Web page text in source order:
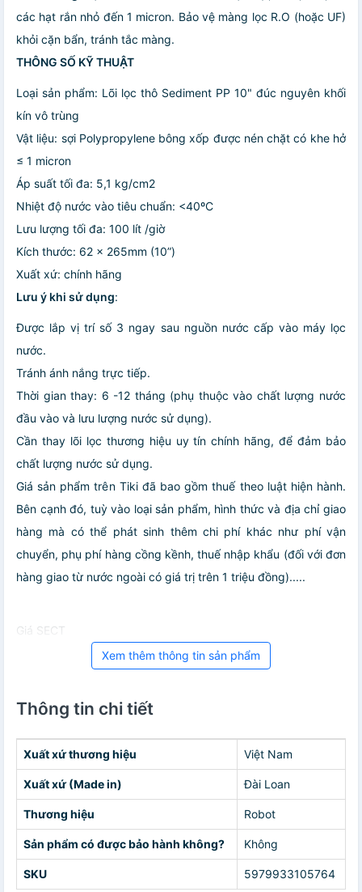
các hạt rắn nhỏ đến 1 micron. Bảo vệ màng lọc R.O (hoặc UF)
khỏi cặn bẩn, tránh tắc màng.
THÔNG SỐ KỸ THUẬT
Loại sản phẩm: Lõi lọc thô Sediment PP 10" đúc nguyên khối
kín vô trùng
Vật liệu: sợi Polypropylene bông xốp được nén chặt có khe hở
≤ 1 micron
Áp suất tối đa: 5,1 kg/cm2
Nhiệt độ nước vào tiêu chuẩn: <40ºC
Lưu lượng tối đa: 100 lít /giờ
Kích thước: 62 x 265mm (10”)
Xuất xứ: chính hãng
Lưu ý khi sử dụng:
Được lắp vị trí số 3 ngay sau nguồn nước cấp vào máy lọc
nước.
Tránh ánh nắng trực tiếp.
Thời gian thay: 6 -12 tháng (phụ thuộc vào chất lượng nước
đầu vào và lưu lượng nước sử dụng).
Cần thay lõi lọc thương hiệu uy tín chính hãng, để đảm bảo
chất lượng nước sử dụng.
Giá sản phẩm trên Tiki đã bao gồm thuế theo luật hiện hành.
Bên cạnh đó, tuỳ vào loại sản phẩm, hình thức và địa chỉ giao
hàng mà có thể phát sinh thêm chi phí khác như phí vận
chuyển, phụ phí hàng cồng kềnh, thuế nhập khẩu (đối với đơn
hàng giao từ nước ngoài có giá trị trên 1 triệu đồng).....
Giá SECT
Xem thêm thông tin sản phẩm
Thông tin chi tiết
Xuất xứ thương hiệu Việt Nam
Xuất xứ (Made in) Đài Loan
Thương hiệu Robot
Sản phẩm có được bảo hành không? Không
SKU 5979933105764